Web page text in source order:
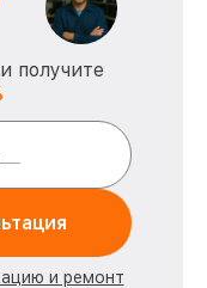
получите
и ремонт